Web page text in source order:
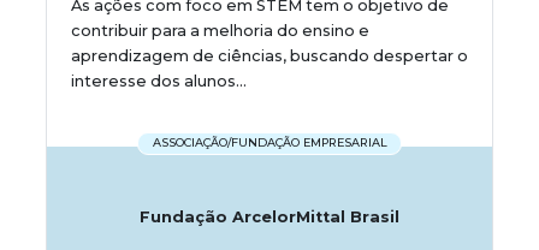
As ações com foco em STEM tem o objetivo de
contribuir para a melhoria do ensino e
aprendizagem de ciências, buscando despertar o
interesse dos alunos...
ASSOCIAÇÃO/FUNDAÇÃO EMPRESARIAL
Fundação ArcelorMittal Brasil